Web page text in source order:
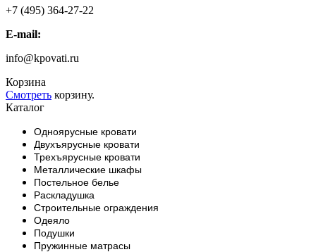
+7 (495) 364-27-22
E-mail:
info@kpovati.ru
Корзина
Смотреть корзину.
Каталог
Одноярусные кровати
Двухъярусные кровати
Трехъярусные кровати
Металлические шкафы
Постельное белье
Раскладушка
Строительные ограждения
Одеяло
Подушки
Пружинные матрасы